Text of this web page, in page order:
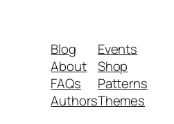
Blog
About
FAQs
Authors
Events
Shop
Patterns
Themes